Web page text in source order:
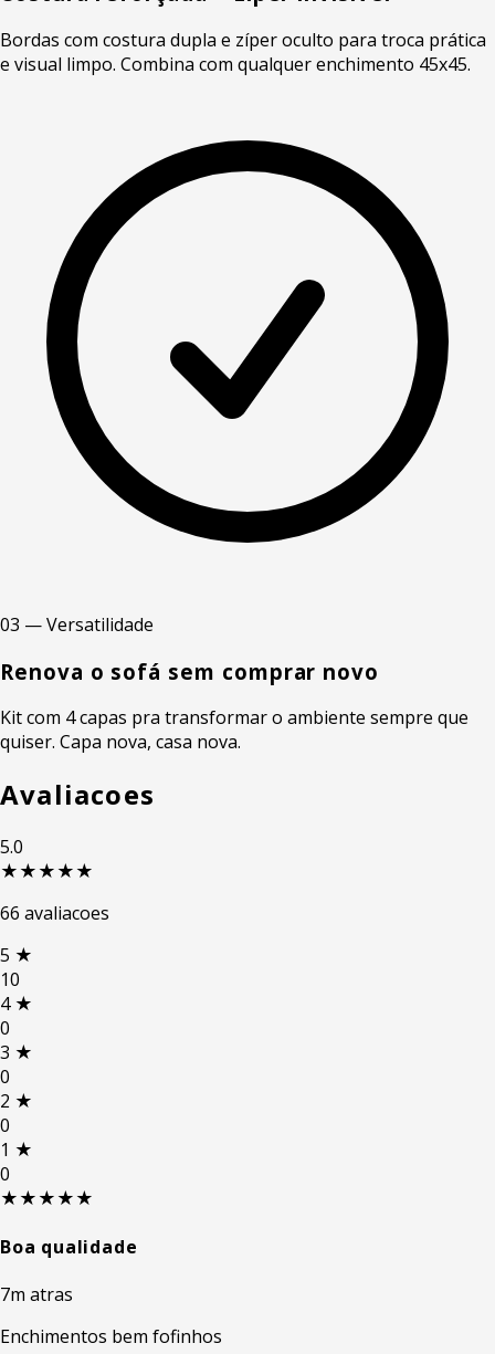
Bordas com costura dupla e zíper oculto para troca prática
e visual limpo. Combina com qualquer enchimento 45x45.
03 — Versatilidade
Renova o sofá sem comprar novo
Kit com 4 capas pra transformar o ambiente sempre que
quiser. Capa nova, casa nova.
Avaliacoes
5.0
★★★★★
66 avaliacoes
5 ★
10
4 ★
0
3 ★
0
2 ★
0
1 ★
0
★★★★★
Boa qualidade
7m atras
Enchimentos bem fofinhos